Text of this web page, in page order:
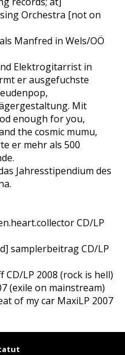
Orchestra [not on
Manfred in Wels/OÖ
Elektrogitarrist in
er ausgefuchste
Mit
enough for you,
the cosmic mumu,
er mehr als 500
Jahresstipendium des
CD/LP
samplerbeitrag CD/LP
CD/LP 2008 (rock is hell)
(exile on mainstream)
of my car MaxiLP 2007